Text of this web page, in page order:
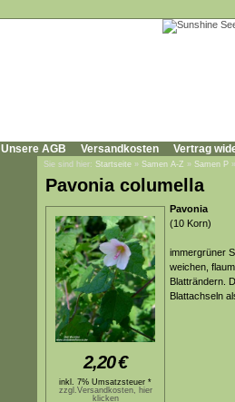
Unsere AGB Versandkosten Vertrag
Sie sind hier: Startseite » Samen A-Z » Samen P
Pavonia columella
2,20€
inkl. 7% Umsatzsteuer *
zzgl.Versandkosten, hier
klicken
Pavonia
(10 Korn)
immergrüner
weichen,
Blatträndern.
Blattachseln